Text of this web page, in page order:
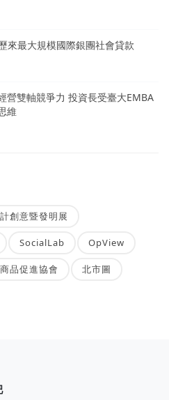
來最大規模國際銀團社會貸款
營雙軸競爭力 投資長受臺大EMBA
維
創意暨發明展
SocialLab OpView
品促進協會 北市圖